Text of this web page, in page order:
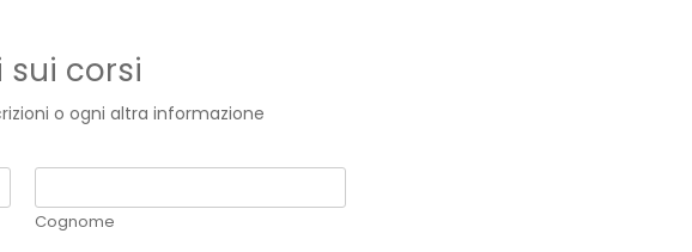
corsi
o ogni altra informazione
Cognome